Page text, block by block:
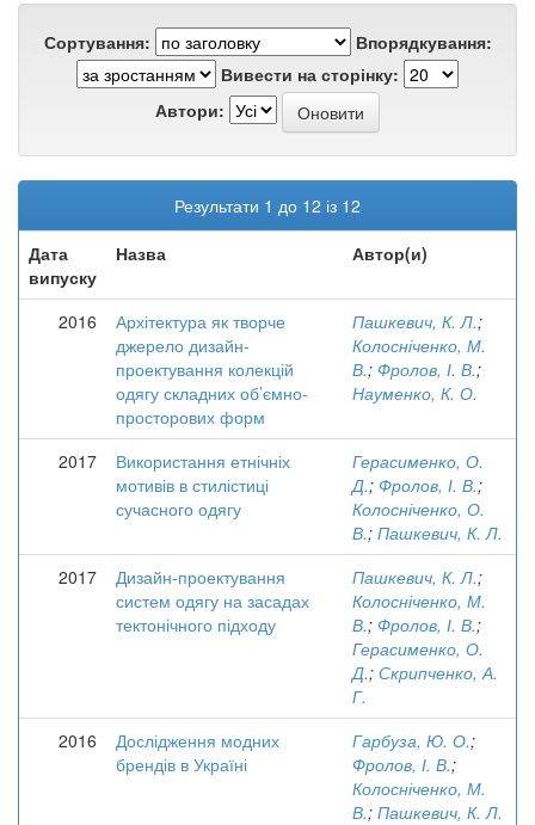
Сортування:
Впорядкування:
Вивести на сторінку:
Автори:
Результати 1 до 12 із 12
Дата
випуску
Назва Автор(и)
2016
Архітектура як творче
джерело дизайн-
проектування колекцій
одягу складних об’ємно-
просторових форм
Пашкевич, К. Л.;
Колосніченко, М.
В.; Фролов, І. В.;
Науменко, К. О.
2017
Використання етнічніх
мотивів в стилістиці
сучасного одягу
Герасименко, О.
Д.; Фролов, І. В.;
Колосніченко, О.
В.; Пашкевич, К. Л.
2017
Дизайн-проектування
систем одягу на засадах
тектонічного підходу
Пашкевич, К. Л.;
Колосніченко, М.
В.; Фролов, І. В.;
Герасименко, О.
Д.; Скрипченко, А.
Г.
2016
Дослідження модних
брендів в Україні
Гарбуза, Ю. О.;
Фролов, І. В.;
Колосніченко, М.
В.; Пашкевич, К. Л.